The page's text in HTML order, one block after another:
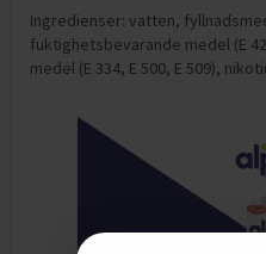
Ingredienser: vatten,
fuktighetsbevarande medel (E
medel (E 334, E 500, E 509),